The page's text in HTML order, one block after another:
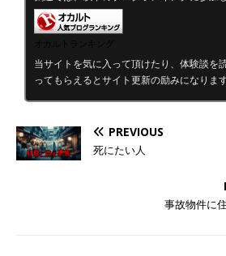
当サイトを気に入って頂けたり、体験談を
ってもらえるとサイト更新の励みになりま
PREVIOUS
死にたい人
事故物件に